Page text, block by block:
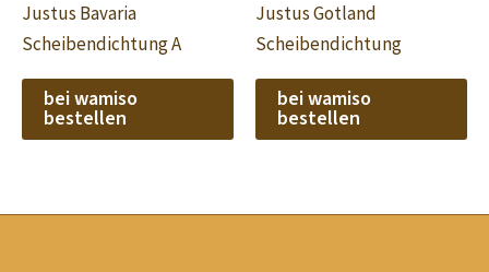
Justus Bavaria
Scheibendichtung A
bei wamiso
bestellen
Justus Gotland
Scheibendichtung
bei wamiso
bestellen